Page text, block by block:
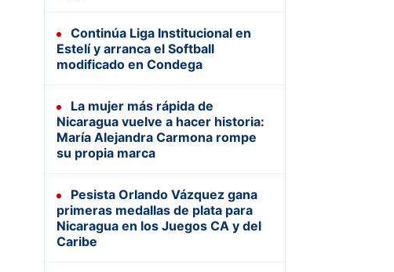
Continúa Liga Institucional en
Estelí y arranca el Softball
modificado en Condega
La mujer más rápida de
Nicaragua vuelve a hacer historia:
María Alejandra Carmona rompe
su propia marca
Pesista Orlando Vázquez gana
primeras medallas de plata para
Nicaragua en los Juegos CA y del
Caribe